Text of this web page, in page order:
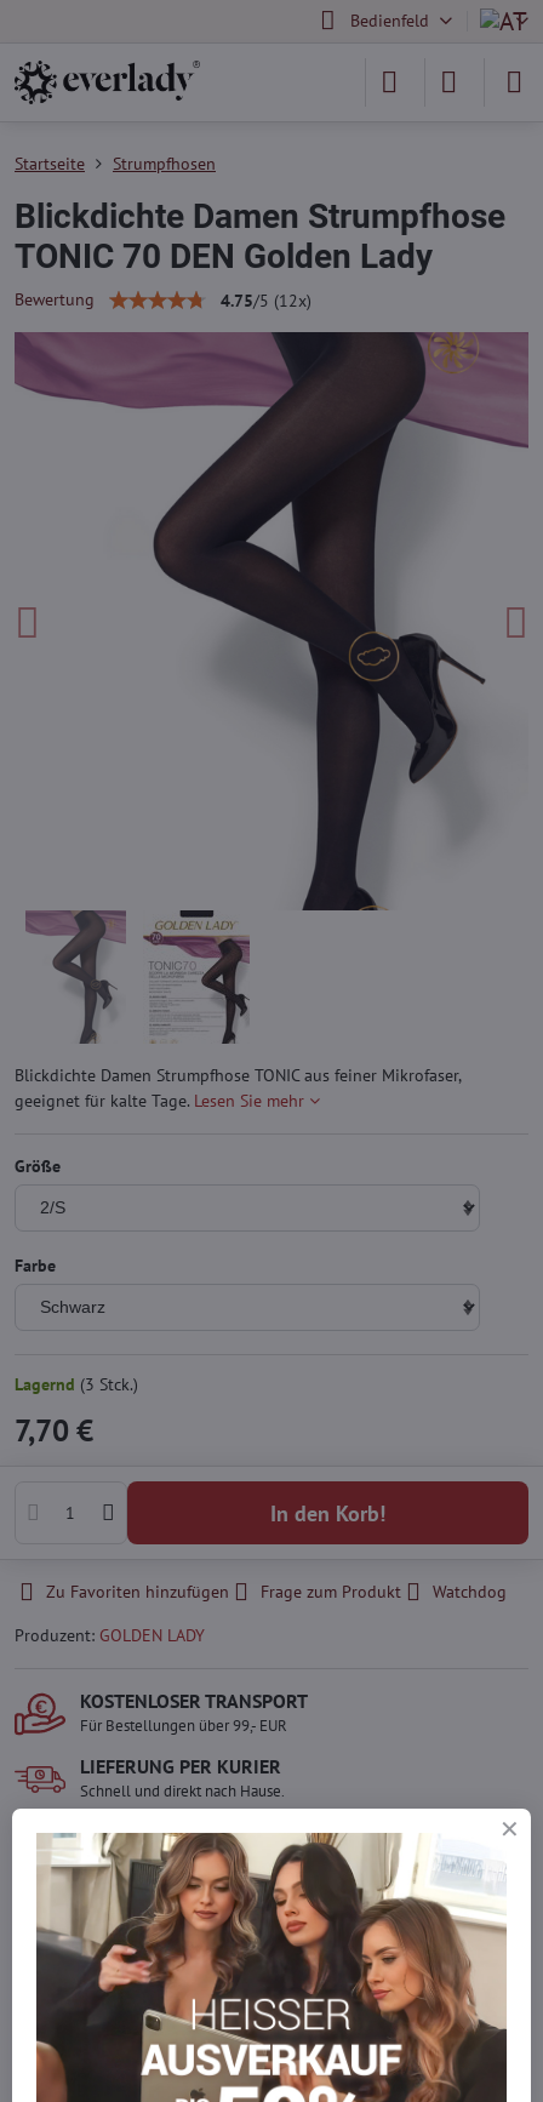
Bedienfeld
Startseite Strumpfhosen
Blickdichte Damen Strumpfhose
TONIC 70 DEN Golden Lady
Bewertung 4.75/5 (12x)
Blickdichte Damen Strumpfhose TONIC aus feiner Mikrofaser,
geeignet für kalte Tage. Lesen Sie mehr
Größe
Farbe
Lagernd (3 Stck.)
7,70 €
In den Korb!
Zu Favoriten hinzufügen Frage zum Produkt
Watchdog
Produzent: GOLDEN LADY
KOSTENLOSER TRANSPORT
Für Bestellungen über 99,- EUR
LIEFERUNG PER KURIER
Schnell und direkt nach Hause.
SICHERE ZAHLUNGEN
Gesicherte Online-Zahlungen
Ware auf Lager
Wir versenden sofort
Werden Sie Teil von everlady
Werden Sie Teil von everlady und genießen Sie einen 5 %
Mitgliedervorteilbei jedem Einkauf.
Der Vorteil wird automatisch im Warenkorb angewendet.
Möchten Sie mehr bestellen, als wir